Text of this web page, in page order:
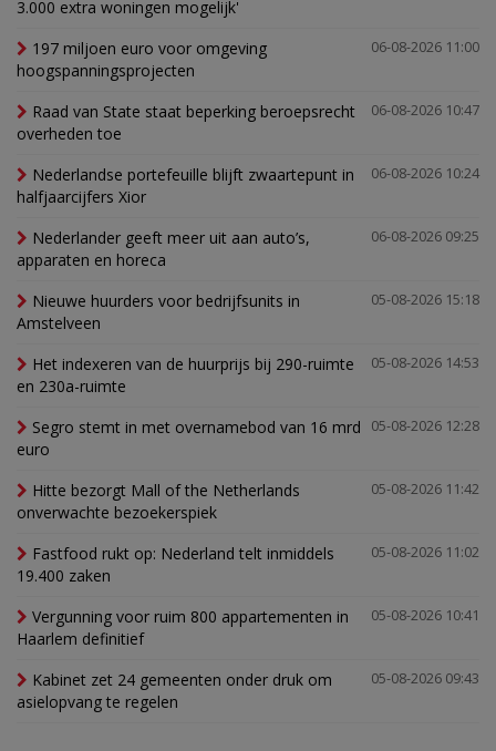
3.000 extra woningen mogelijk'
06-08-2026 11:00
197 miljoen euro voor omgeving
hoogspanningsprojecten
06-08-2026 10:47
Raad van State staat beperking beroepsrecht
overheden toe
06-08-2026 10:24
Nederlandse portefeuille blijft zwaartepunt in
halfjaarcijfers Xior
06-08-2026 09:25
Nederlander geeft meer uit aan auto’s,
apparaten en horeca
05-08-2026 15:18
Nieuwe huurders voor bedrijfsunits in
Amstelveen
05-08-2026 14:53
Het indexeren van de huurprijs bij 290-ruimte
en 230a-ruimte
05-08-2026 12:28
Segro stemt in met overnamebod van 16 mrd
euro
05-08-2026 11:42
Hitte bezorgt Mall of the Netherlands
onverwachte bezoekerspiek
05-08-2026 11:02
Fastfood rukt op: Nederland telt inmiddels
19.400 zaken
05-08-2026 10:41
Vergunning voor ruim 800 appartementen in
Haarlem definitief
05-08-2026 09:43
Kabinet zet 24 gemeenten onder druk om
asielopvang te regelen